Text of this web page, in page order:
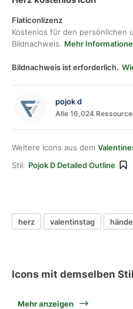
Flaticonlizenz
Kostenlos für den persönlichen
Bildnachweis. Mehr
Bildnachweis ist erforderlich.
pojok d
Alle 16,024
Weitere Icons aus dem
Stil: Pojok D Detailed Outline
herz valentinstag
Icons mit demselben
Mehr anzeigen